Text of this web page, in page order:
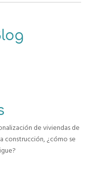
de viviendas de
construcción, ¿cómo se